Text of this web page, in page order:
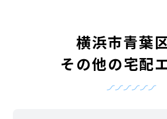
横浜市青葉
その他の宅配